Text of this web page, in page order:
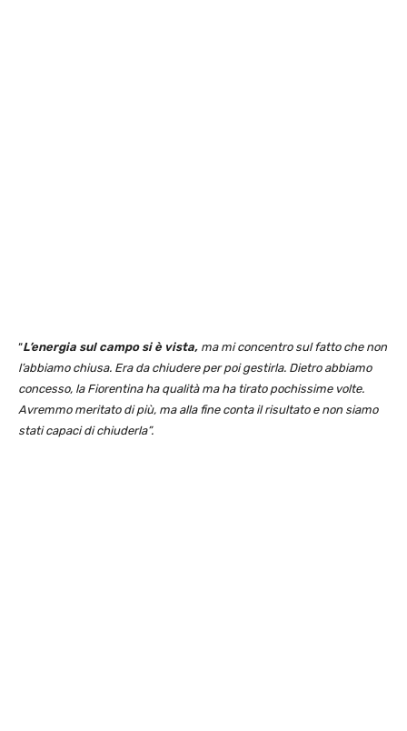
“L’energia sul campo si è vista, ma mi concentro sul fatto che non
l’abbiamo chiusa. Era da chiudere per poi gestirla. Dietro abbiamo
concesso, la Fiorentina ha qualità ma ha tirato pochissime volte.
Avremmo meritato di più, ma alla fine conta il risultato e non siamo
stati capaci di chiuderla”.